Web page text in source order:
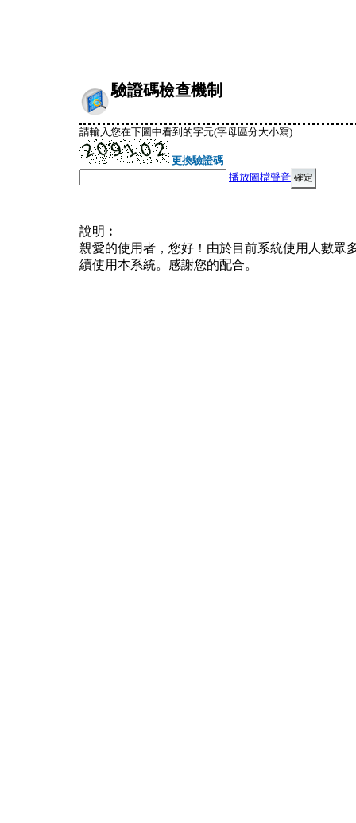
驗證碼檢查機制
請輸入您在下圖中看到的字元(字母區分大小寫)
更換驗證碼
播放圖檔聲音
說明︰
親愛的使用者，您好！由於目前系統使用人數眾
續使用本系統。感謝您的配合。